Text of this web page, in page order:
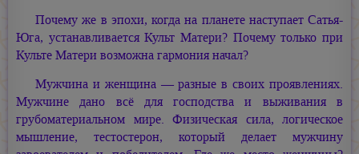
Почему же в эпохи, когда на планете наступает Сатья-
Юга, устанавливается Культ Матери? Почему только при
Культе Матери возможна гармония начал?
Мужчина и женщина — разные в своих проявлениях.
Мужчине дано всё для господства и выживания в
грубоматериальном мире. Физическая сила, логическое
мышление, тестостерон, который делает мужчину